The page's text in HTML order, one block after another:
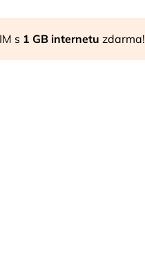
s 1 GB internetu zdarma!